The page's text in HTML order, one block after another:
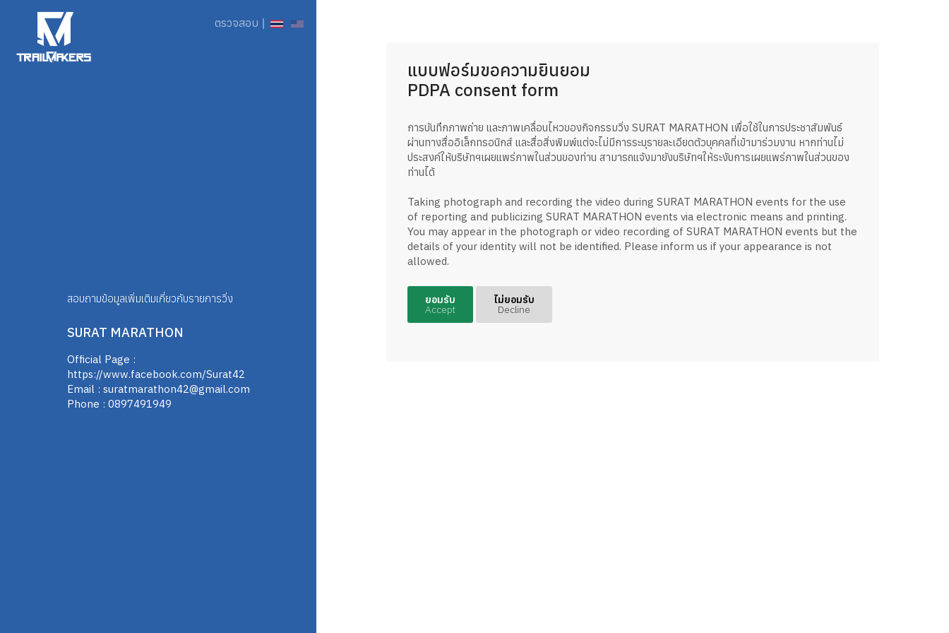
ตรวจสอบ
สอบถามข้อมูลเพิ่มเติมเกี่ยวกับรายการวิ่ง
SURAT MARATHON
Official Page :
https://www.facebook.com/Surat42
Email : suratmarathon42@gmail.com
Phone : 0897491949
แบบฟอร์มขอความยินยอม
PDPA consent form
การบันทึกภาพถ่าย และภาพเคลื่อนไหวของกิจกรรมวิ่ง SURAT MARATHON เพื่อใช้ในการประชาสัมพันธ์
ผ่านทางสื่ออิเล็กทรอนิกส์ และสื่อสิ่งพิมพ์แต่จะไม่มีการระบุรายละเอียดตัวบุคคลที่เข้ามาร่วมงาน หากท่านไม่
ประสงค์ให้บริษัทฯเผยแพร่ภาพในส่วนของท่าน สามารถแจ้งมายังบริษัทฯให้ระงับการเผยแพร่ภาพในส่วนของ
ท่านได้
Taking photograph and recording the video during SURAT MARATHON events for the use
of reporting and publicizing SURAT MARATHON events via electronic means and printing.
You may appear in the photograph or video recording of SURAT MARATHON events but the
details of your identity will not be identified. Please inform us if your appearance is not
allowed.
ยอมรับ
Accept
ไม่ยอมรับ
Decline